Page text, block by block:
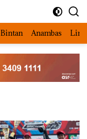
Bintan Anambas